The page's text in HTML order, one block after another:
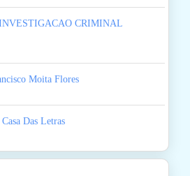
CRIMINAL
Moita Flores
Casa Das Letras